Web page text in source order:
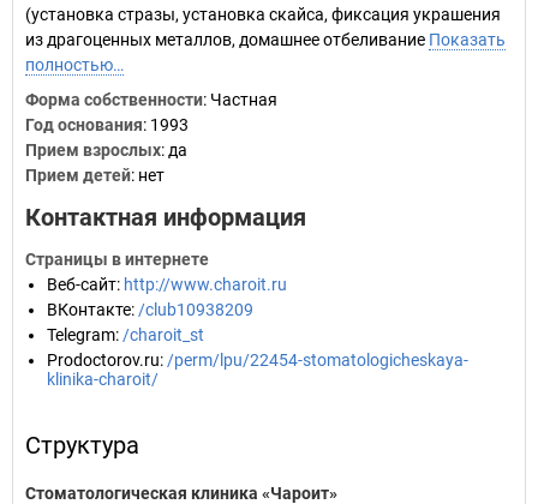
(установка стразы, установка скайса, фиксация украшения
из драгоценных металлов, домашнее отбеливание Показать
полностью…
Форма собственности: Частная
Год основания: 1993
Прием взрослых: да
Прием детей: нет
Контактная информация
Страницы в интернете
Веб-сайт: http://www.charoit.ru
ВКонтакте: /club10938209
Telegram: /charoit_st
Prodoctorov.ru: /perm/lpu/22454-stomatologicheskaya-
klinika-charoit/
Структура
Стоматологическая клиника «Чароит»